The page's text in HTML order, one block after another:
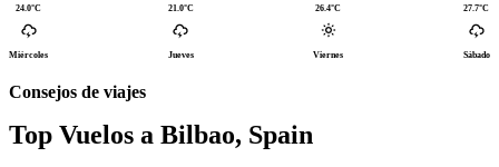
24.0°C
Miércoles
21.0°C
Jueves
26.4°C
Viernes
27.7°C
Sábado
Consejos de viajes
Top Vuelos a Bilbao, Spain